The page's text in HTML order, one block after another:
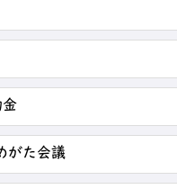
金
がた会議